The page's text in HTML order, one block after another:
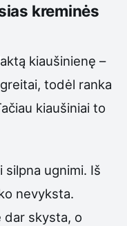
kreminės
kiaušinienę –
todėl ranka
kiaušiniai to
ugnimi. Iš
nevyksta.
dar skysta, o